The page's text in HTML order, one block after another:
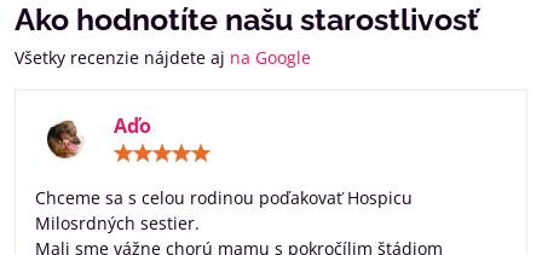
Ako hodnotíte našu starostlivosť
Všetky recenzie nájdete aj na Google
Aďo
5
Chceme sa s celou rodinou poďakovať Hospicu
Milosrdných sestier.
Mali sme vážne chorú mamu s pokročílim štádiom